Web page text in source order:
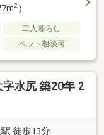
2）
二人暮らし
ペット相談可
水尻 築20年 2
徒歩13分